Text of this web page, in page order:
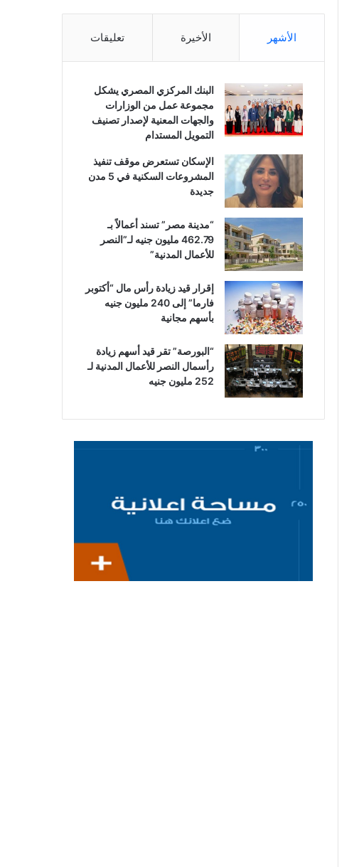
الأشهر الأخيرة تعليقات
البنك المركزي المصري يشكل
مجموعة عمل من الوزارات
والجهات المعنية لإصدار تصنيف
التمويل المستدام
الإسكان تستعرض موقف تنفيذ
المشروعات السكنية في 5 مدن
جديدة
“مدينة مصر” تسند أعمالاً بـ
462.79 مليون جنيه لـ”النصر
للأعمال المدنية”
إقرار قيد زيادة رأس مال “أكتوبر
فارما” إلى 240 مليون جنيه
بأسهم مجانية
“البورصة” تقر قيد أسهم زيادة
رأسمال النصر للأعمال المدنية لـ
252 مليون جنيه